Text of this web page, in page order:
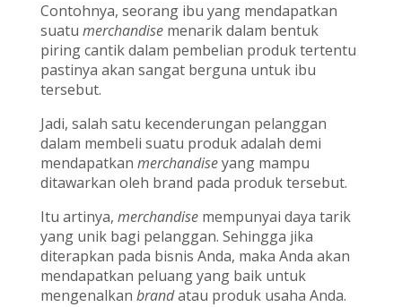
Contohnya, seorang ibu yang mendapatkan
suatu merchandisemenarik dalam bentuk
piring cantik dalam pembelian produk tertentu
pastinya akan sangat berguna untuk ibu
tersebut.
Jadi, salah satu kecenderungan pelanggan
dalam membeli suatu produk adalah demi
mendapatkan merchandiseyang mampu
ditawarkan oleh brand pada produk tersebut.
Itu artinya, merchandisemempunyai daya tarik
yang unik bagi pelanggan. Sehingga jika
diterapkan pada bisnis Anda, maka Anda akan
mendapatkan peluang yang baik untuk
mengenalkan brandatau produk usaha Anda.